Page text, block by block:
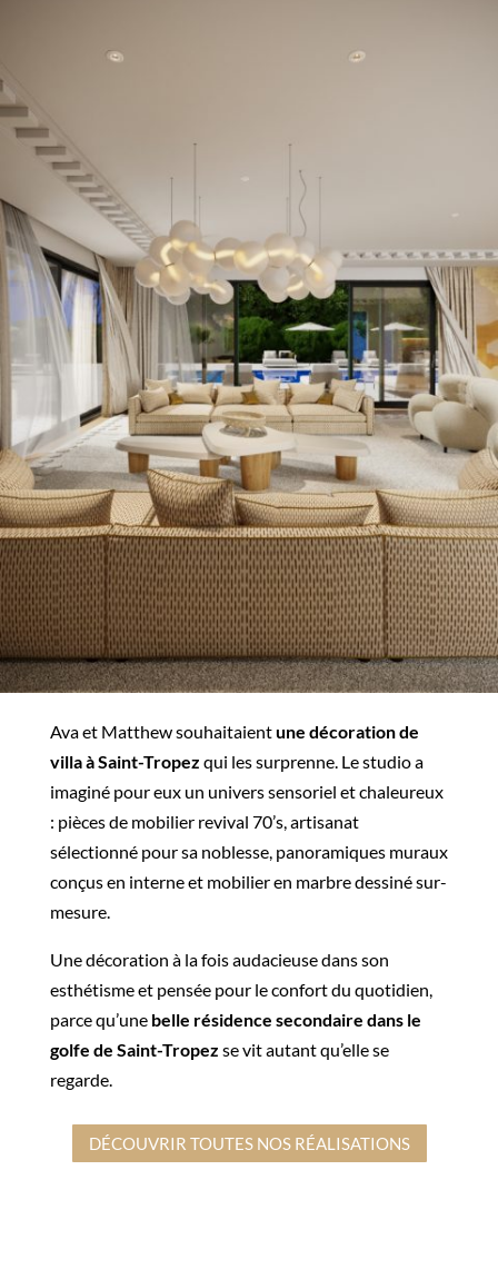
Ava et Matthew souhaitaientune décoration de
villa à Saint-Tropez qui les surprenne. Le studio a
imaginé pour eux un univers sensoriel et chaleureux
: pièces de mobilier revival 70’s, artisanat
sélectionné pour sa noblesse, panoramiques muraux
conçus en interne et mobilier en marbre dessiné sur-
mesure.
Une décoration à la fois audacieuse dans son
esthétisme et pensée pour le confort du quotidien,
parce qu’unebelle résidence secondaire dans le
golfe de Saint-Tropez se vit autant qu’elle se
regarde.
DÉCOUVRIR TOUTES NOS RÉALISATIONS